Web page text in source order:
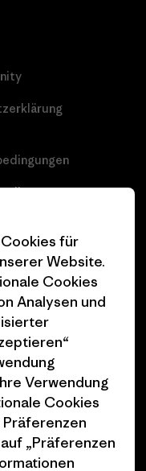
für
Website.
Cookies
Analysen und
Verwendung
Cookies
Präferenzen
„Präferenzen